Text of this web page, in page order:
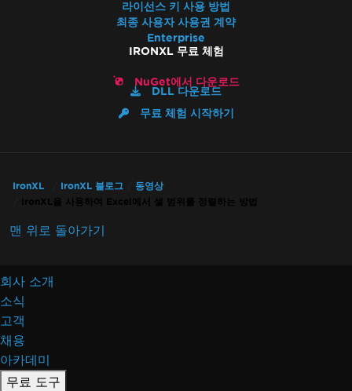
라이선스 키 사용 방법
최종 사용자 사용권 계약
Enterprise
IRONXL 무료 체험
NuGet에서 다운로드
DLL 다운로드
무료 체험 시작하기
IronXL IronXL 블로그
동영상
IronXL을 사용하여 Excel에서 셀 범위를 정렬하는 방법
맨 위로 돌아가기
회사 소개
소식
고객
채용
아카데미
무료 도구